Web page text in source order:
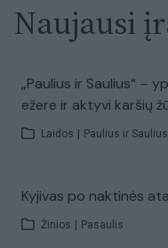
Naujausi
„Paulius ir Saulius“ –
ežere ir aktyvi karšių
Laidos Paulius ir Saulius
Kyjivas po naktinės
Žinios Pasaulis